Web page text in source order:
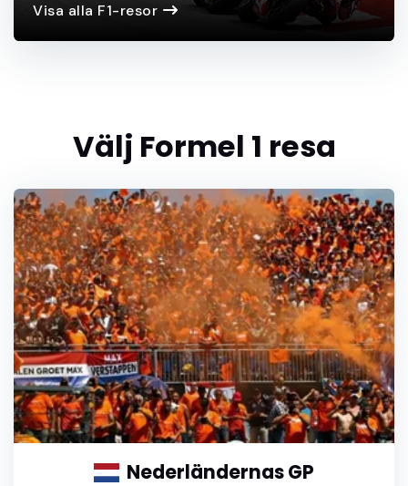
Visa alla F1-resor
Välj Formel 1 resa
Nederländernas GP